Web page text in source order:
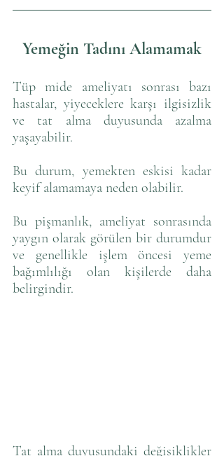
Yemeğin Tadını Alamamak
Tüp mide ameliyatı sonrası bazı
hastalar, yiyeceklere karşı ilgisizlik
ve tat alma duyusunda azalma
yaşayabilir.
Bu durum, yemekten eskisi kadar
keyif alamamaya neden olabilir.
Bu pişmanlık, ameliyat sonrasında
yaygın olarak görülen bir durumdur
ve genellikle işlem öncesi yeme
bağımlılığı olan kişilerde daha
belirgindir.
Tat alma duyusundaki değişiklikler